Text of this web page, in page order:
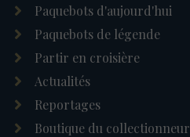
Paquebots d'aujourd'hui
Paquebots de légende
Partir en croisière
Actualités
Reportages
Boutique du collectionneur